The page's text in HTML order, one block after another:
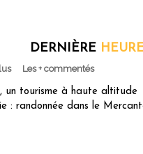
DERNIÈRE
Les + commentés
un tourisme à haute altitude
: randonnée dans le